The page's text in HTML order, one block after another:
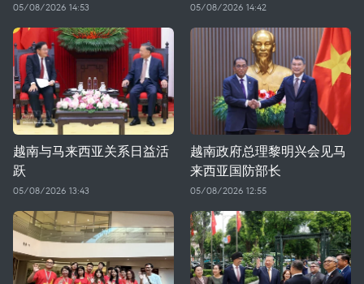
05/08/2026 14:53 05/08/2026 14:42
越南与马来西亚关系日益活
跃
05/08/2026 13:43
越南政府总理黎明兴会见马
来西亚国防部长
05/08/2026 12:55